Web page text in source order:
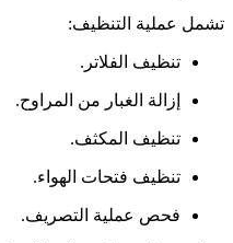
تشمل عملية التنظيف:
تنظيف الفلاتر.
إزالة الغبار من المراوح.
تنظيف المكثف.
تنظيف فتحات الهواء.
فحص عملية التصريف.